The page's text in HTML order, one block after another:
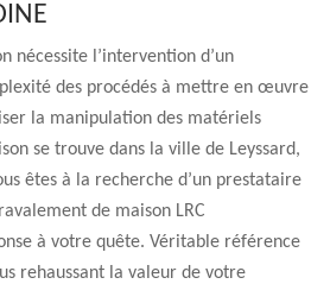
nécessite l’intervention d’un
des procédés à mettre en œuvre
la manipulation des matériels
se trouve dans la ville de Leyssard,
êtes à la recherche d’un prestataire
de maison LRC
à votre quête. Véritable référence
rehaussant la valeur de votre